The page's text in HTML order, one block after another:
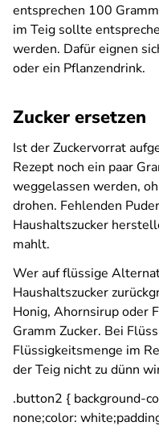
entsprechen 100
im Teig sollte
werden. Dafür eignen
oder ein Pflanzendrink.
Zucker ersetzen
Ist der Zuckervorrat
Rezept noch ein paar
weggelassen werden,
drohen. Fehlenden
Haushaltszucker
mahlt.
Wer auf flüssige
Haushaltszucker
Honig, Ahornsirup oder
Gramm Zucker. Bei
Flüssigkeitsmenge im
der Teig nicht zu dünn
.button2 { background-
none;color: